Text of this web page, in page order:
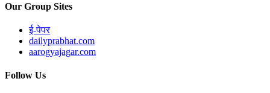
Our Group Sites
ई-पेपर
dailyprabhat.com
aarogyajagar.com
Follow Us